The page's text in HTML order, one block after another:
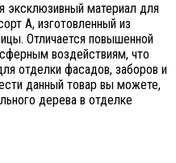
эксклюзивный материал для
А, изготовленный из
Отличается повышенной
воздействиям, что
отделки фасадов, заборов и
данный товар вы можете,
дерева в отделке